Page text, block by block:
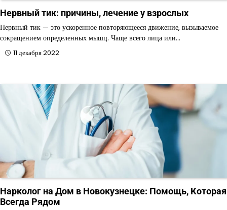
Нервный тик: причины, лечение у взрослых
Нервный тик — это ускоренное повторяющееся движение, вызываемое
сокращением определенных мышц. Чаще всего лица или…
11 декабря 2022
Нарколог на Дом в Новокузнецке: Помощь, Которая
Всегда Рядом